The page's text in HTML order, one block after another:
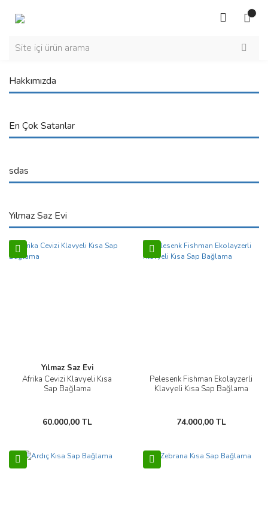
Hakkımızda
En Çok Satanlar
sdas
Yılmaz Saz Evi
Yılmaz Saz Evi
Afrika Cevizi Klavyeli Kısa
Sap Bağlama
60.000,00 TL
Pelesenk Fishman Ekolayzerli
Klavyeli Kısa Sap Bağlama
74.000,00 TL